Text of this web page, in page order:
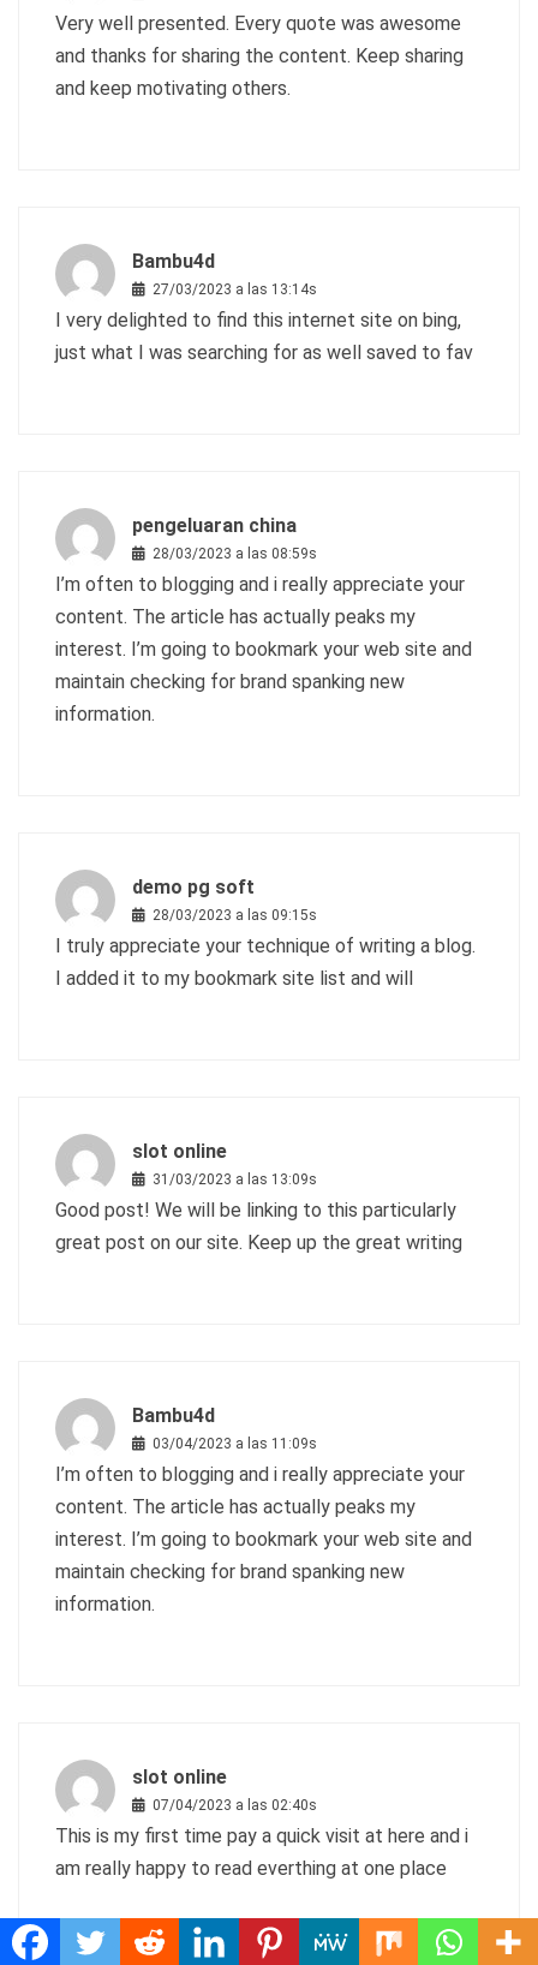
Very well presented. Every quote was awesome
and thanks for sharing the content. Keep sharing
and keep motivating others.
Bambu4d
27/03/2023 a las 13:14s
I very delighted to find this internet site on bing,
just what I was searching for as well saved to fav
pengeluaran china
28/03/2023 a las 08:59s
I’m often to blogging and i really appreciate your
content. The article has actually peaks my
interest. I’m going to bookmark your web site and
maintain checking for brand spanking new
information.
demo pg soft
28/03/2023 a las 09:15s
I truly appreciate your technique of writing a blog.
I added it to my bookmark site list and will
slot online
31/03/2023 a las 13:09s
Good post! We will be linking to this particularly
great post on our site. Keep up the great writing
Bambu4d
03/04/2023 a las 11:09s
I’m often to blogging and i really appreciate your
content. The article has actually peaks my
interest. I’m going to bookmark your web site and
maintain checking for brand spanking new
information.
slot online
07/04/2023 a las 02:40s
This is my first time pay a quick visit at here and i
am really happy to read everthing at one place